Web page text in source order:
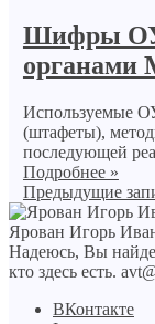
Шифры
органами
Используемые
(штафеты),
последующей
Подробнее »
Предыдущие
Ярован Игорь
Надеюсь, Вы
кто здесь есть.
BКонтакте